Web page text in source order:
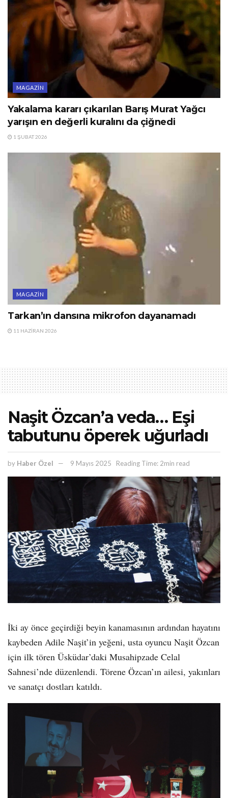
MAGAZIN
Yakalama kararı çıkarılan Barış Murat Yağcı
yarışın en değerli kuralını da çiğnedi
1 ŞUBAT 2026
MAGAZIN
Tarkan’ın dansına mikrofon dayanamadı
11 HAZIRAN 2026
Naşit Özcan’a veda… Eşi
tabutunu öperek uğurladı
by Haber Özel 9 Mayıs 2025 Reading Time: 2min read
İki ay önce geçirdiği beyin kanamasının ardından hayatını
kaybeden Adile Naşit’in yeğeni, usta oyuncu Naşit Özcan
için ilk tören Üsküdar’daki Musahipzade Celal
Sahnesi’nde düzenlendi. Törene Özcan’ın ailesi, yakınları
ve sanatçı dostları katıldı.